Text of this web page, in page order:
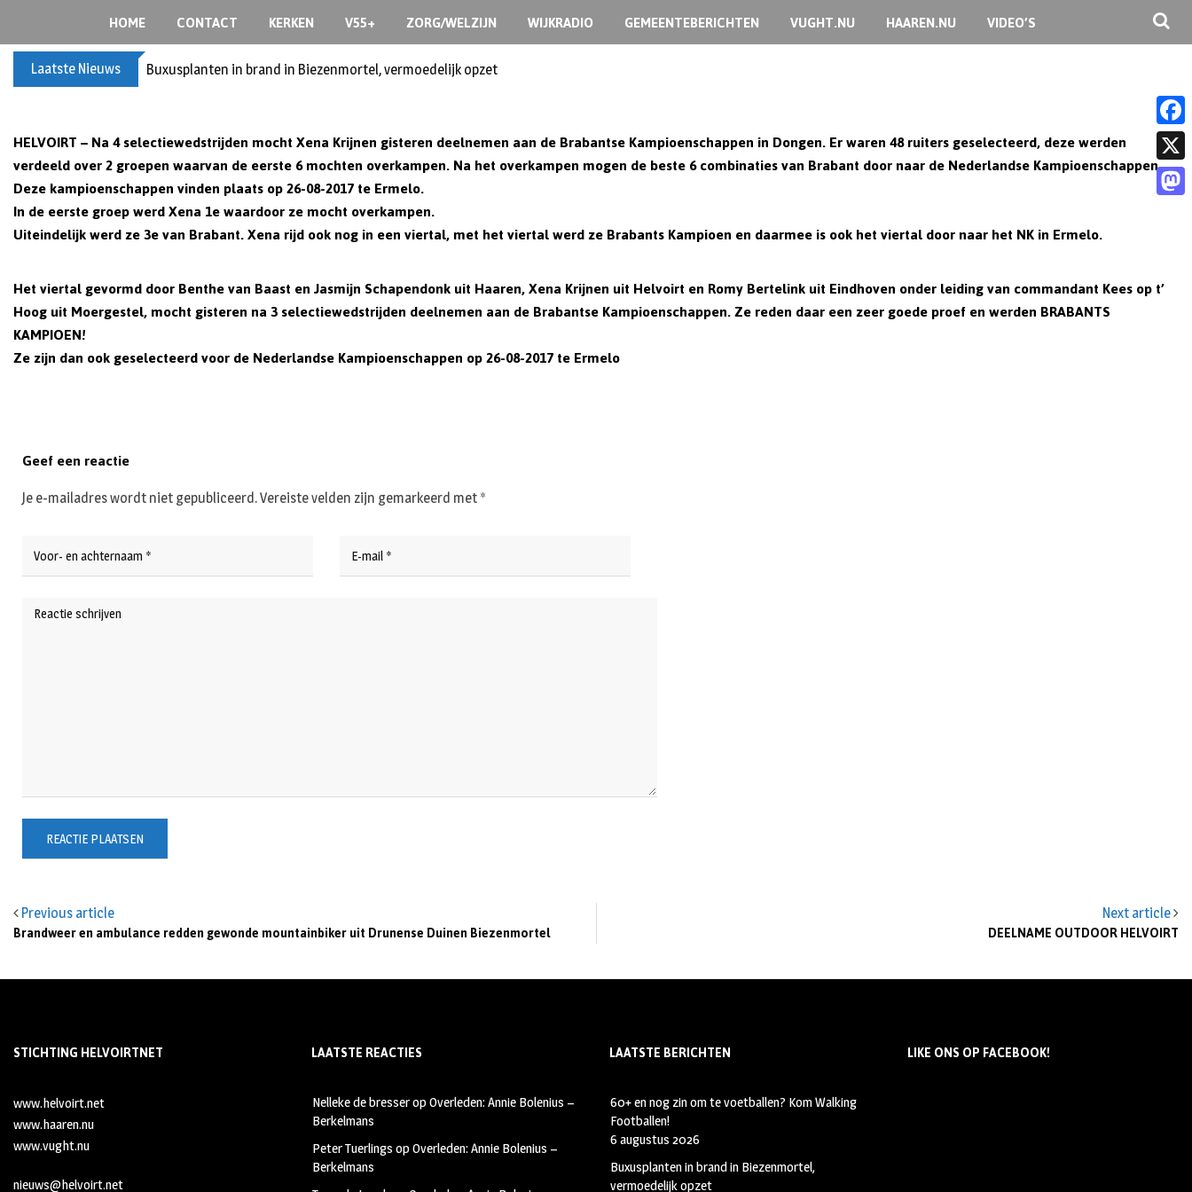
HOME CONTACT KERKEN V55+ ZORG/WELZIJN WIJKRADIO GEMEENTEBERICHTEN VUGHT.NU HAAREN.NU VIDEO’S
Laatste Nieuws Buxusplanten in brand in Biezenmortel, vermoedelijk opzet
HELVOIRT – Na 4 selectiewedstrijden mocht Xena Krijnen gisteren deelnemen aan de Brabantse Kampioenschappen in Dongen. Er waren 48 ruiters geselecteerd, deze werden
verdeeld over 2 groepen waarvan de eerste 6 mochten overkampen. Na het overkampen mogen de beste 6 combinaties van Brabant door naar de Nederlandse Kampioenschappen.
Deze kampioenschappen vinden plaats op26-08-2017 te Ermelo.
In de eerste groep werd Xena 1e waardoor ze mocht overkampen.
Uiteindelijk werd ze 3e van Brabant. Xena rijd ook nog in een viertal, met het viertal werd ze Brabants Kampioen en daarmee is ook het viertal door naar het NK in Ermelo.
Het viertal gevormd doorBenthe van Baast en Jasmijn Schapendonk uit Haaren,Xena Krijnen uit Helvoirten Romy Bertelink uit Eindhoven onder leiding van commandant Kees op t’
Hoog uit Moergestel, mocht gisteren na 3 selectiewedstrijden deelnemen aan de Brabantse Kampioenschappen. Ze reden daar een zeer goede proef en werdenBRABANTS
KAMPIOEN!
Ze zijn dan ook geselecteerd voor deNederlandse Kampioenschappen op 26-08-2017 te Ermelo
Previous article
Brandweer en ambulance redden gewonde mountainbiker uit Drunense Duinen Biezenmortel
Next article
DEELNAME OUTDOOR HELVOIRT
Geef een reactie
Je e-mailadres wordt niet gepubliceerd.Vereiste velden zijn gemarkeerd met *
STICHTING HELVOIRTNET
www.helvoirt.net
www.haaren.nu
www.vught.nu
nieuws@helvoirt.net
LAATSTE REACTIES
Nelleke de bresseropOverleden: Annie Bolenius –
Berkelmans
Peter Tuerlings opOverleden: Annie Bolenius –
Berkelmans
LAATSTE BERICHTEN
60+ en nog zin om te voetballen? Kom Walking
Footballen!
6 augustus 2026
Buxusplanten in brand in Biezenmortel,
vermoedelijk opzet
LIKE ONS OP FACEBOOK!
F
a
c
o
X
t